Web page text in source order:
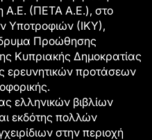
Α.Ε. (ΠΕΤΑ Α.Ε.), στο
Υποτροφιών (ΙΚΥ),
Προώθησης
Κυπριακής Δημοκρατίας
ερευνητικών προτάσεων
ελληνικών βιβλίων
εκδότης πολλών
στην περιοχή